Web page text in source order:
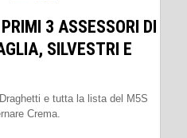
3 ASSESSORI DI
SILVESTRI E
e tutta la lista del M5S
Crema.